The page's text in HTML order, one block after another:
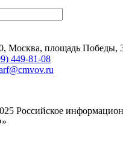
Москва, площадь Победы,
449-81-08
Российское